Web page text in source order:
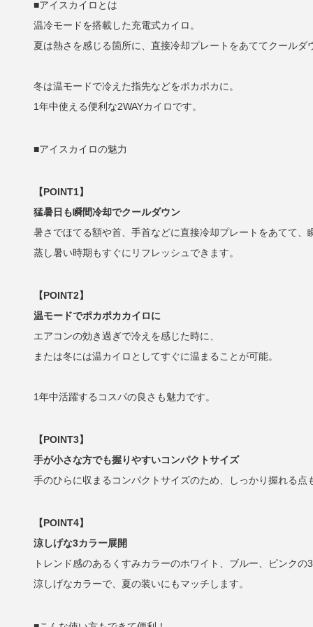
■アイスカイロとは
温冷モードを搭載した充電式カイロ。
夏は熱さを感じる箇所に、直接冷却プレートをあててクールダ
冬は温モードで冷えた指先などをポカポカに。
1年中使える便利な2WAYカイロです。
■アイスカイロの魅力
【POINT1】
猛暑日も瞬間冷却でクールダウン
暑さでほてる額や首、手首などに直接冷却プレートをあてて、
蒸し暑い時期もすぐにリフレッシュできます。
【POINT2】
温モードでポカポカカイロに
エアコンの効き過ぎで冷えを感じた時に、
または冬には温カイロとしてすぐに温まることが可能。
1年中活躍するコスパの良さも魅力です。
【POINT3】
手が小さな方でも握りやすいコンパクトサイズ
手のひらに収まるコンパクトサイズのため、しっかり握れる点
【POINT4】
涼しげな3カラー展開
トレンド感のあるくすみカラーのホワイト、ブルー、ピンクの3
涼しげなカラーで、夏の装いにもマッチします。